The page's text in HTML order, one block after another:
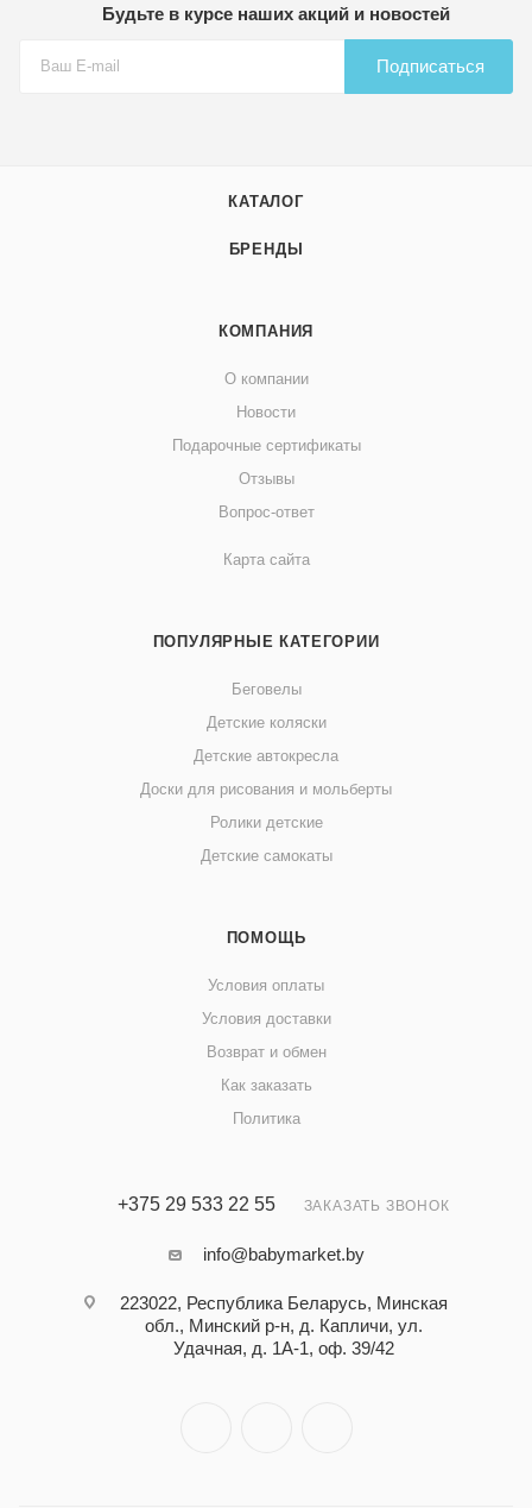
Будьте в курсе наших акций и новостей
Подписаться
КАТАЛОГ
БРЕНДЫ
КОМПАНИЯ
О компании
Новости
Подарочные сертификаты
Отзывы
Вопрос-ответ
Карта сайта
ПОПУЛЯРНЫЕ КАТЕГОРИИ
Беговелы
Детские коляски
Детские автокресла
Доски для рисования и мольберты
Ролики детские
Детские самокаты
ПОМОЩЬ
Условия оплаты
Условия доставки
Возврат и обмен
Как заказать
Политика
+375 29 533 22 55 ЗАКАЗАТЬ ЗВОНОК
info@babymarket.by
223022, Республика Беларусь, Минская
обл., Минский р-н, д. Капличи, ул.
Удачная, д. 1А-1, оф. 39/42